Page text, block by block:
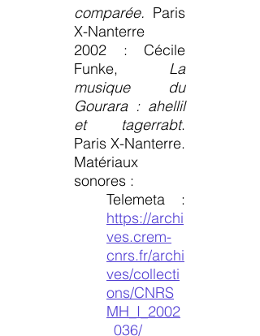
comparée. Paris
X-Nanterre
2002 : Cécile
Funke, La
musique du
Gourara : ahellil
et tagerrabt.
Paris X-Nanterre.
Matériaux
sonores :
Telemeta :
https://archi
ves.crem-
cnrs.fr/archi
ves/collecti
ons/CNRS
MH_I_2002
_036/